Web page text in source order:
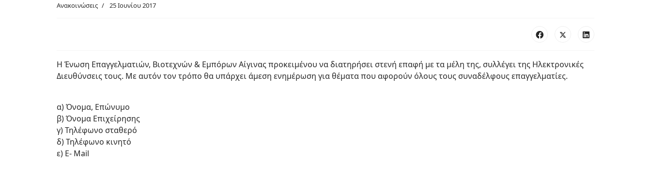
Ανακοινώσεις 25 Ιουνίου 2017
Η Ένωση Επαγγελματιών, Βιοτεχνών & Εμπόρων Αίγινας προκειμένου να διατηρήσει στενή επαφή με τα μέλη της, συλλέγει της Ηλεκτρονικές
Διευθύνσεις τους. Με αυτόν τον τρόπο θα υπάρχει άμεση ενημέρωση για θέματα που αφορούν όλους τους συναδέλφους επαγγελματίες.
α) Όνομα, Επώνυμο
β) Όνομα Επιχείρησης
γ) Τηλέφωνο σταθερό
δ) Τηλέφωνο κινητό
ε) E- Mail